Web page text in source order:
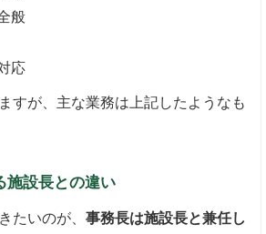
般
応
すが、主な業務は上記したようなも
施設長との違い
たいのが、事務長は施設長と兼任し